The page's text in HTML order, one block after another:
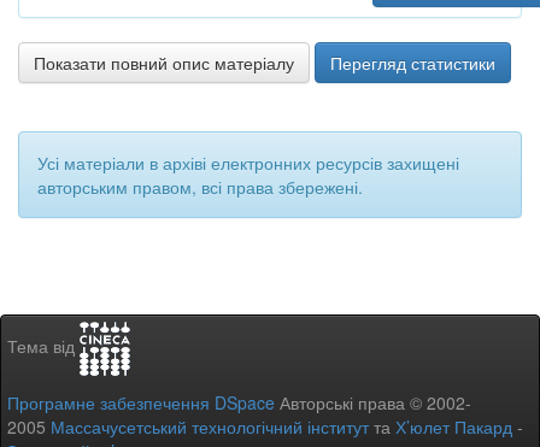
Показати повний опис матеріалу Перегляд статистики
Усі матеріали в архіві електронних ресурсів захищені
авторським правом, всі права збережені.
Тема від
Програмне забезпечення DSpace Авторські права © 2002-
2005 Массачусетський технологічний інститутта Х’юлет Пакард -